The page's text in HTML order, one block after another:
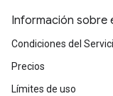
Información sobre
Condiciones del
Precios
Límites de uso